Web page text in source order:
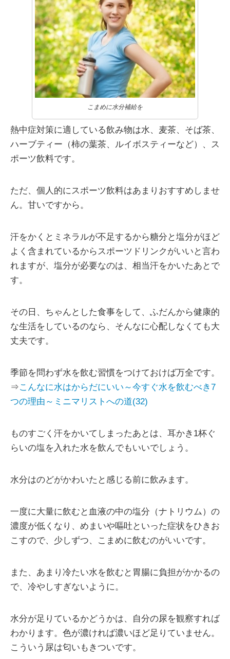
こまめに水分補給を
熱中症対策に適している飲み物は水、麦茶、そば茶、
ハーブティー（柿の葉茶、ルイボスティーなど）、ス
ポーツ飲料です。
ただ、個人的にスポーツ飲料はあまりおすすめしませ
ん。甘いですから。
汗をかくとミネラルが不足するから糖分と塩分がほど
よく含まれているからスポーツドリンクがいいと言わ
れますが、塩分が必要なのは、相当汗をかいたあとで
す。
その日、ちゃんとした食事をして、ふだんから健康的
な生活をしているのなら、そんなに心配しなくても大
丈夫です。
季節を問わず水を飲む習慣をつけておけば万全です。
⇒こんなに水はからだにいい～今すぐ水を飲むべき7
つの理由～ミニマリストへの道(32)
ものすごく汗をかいてしまったあとは、耳かき1杯ぐ
らいの塩を入れた水を飲んでもいいでしょう。
水分はのどがかわいたと感じる前に飲みます。
一度に大量に飲むと血液の中の塩分（ナトリウム）の
濃度が低くなり、めまいや嘔吐といった症状をひきお
こすので、少しずつ、こまめに飲むのがいいです。
また、あまり冷たい水を飲むと胃腸に負担がかかるの
で、冷やしすぎないように。
水分が足りているかどうかは、自分の尿を観察すれば
わかります。色が濃ければ濃いほど足りていません。
こういう尿は匂いもきついです。